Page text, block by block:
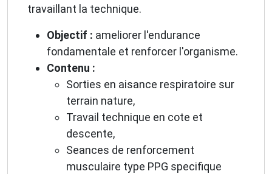
travaillant la technique.
Objectif : ameliorer l'endurance
fondamentale et renforcer l'organisme.
Contenu :
Sorties en aisance respiratoire sur
terrain nature,
Travail technique en cote et
descente,
Seances de renforcement
musculaire type PPG specifique